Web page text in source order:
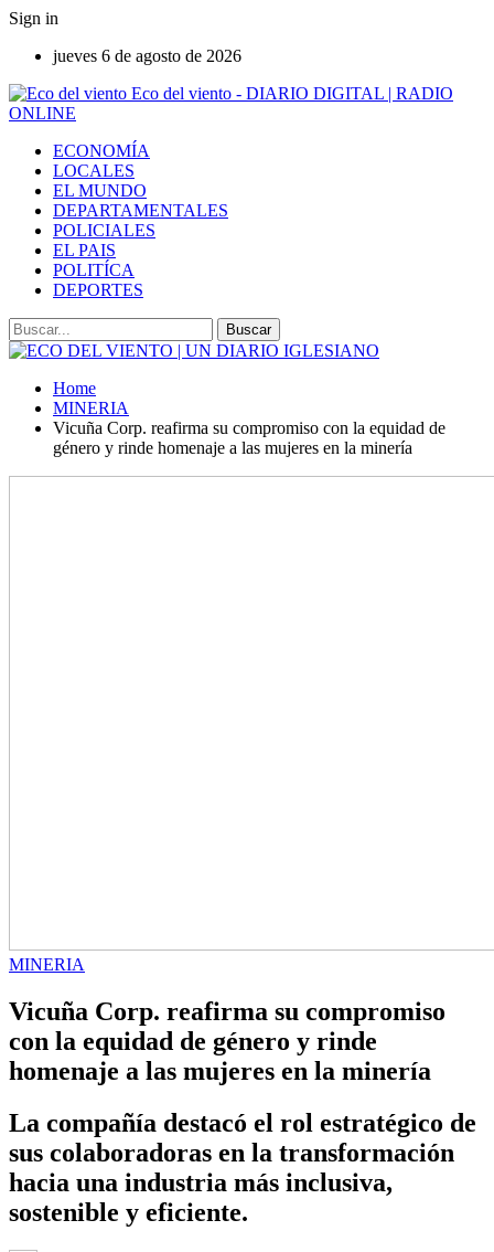
Sign in
jueves 6 de agosto de 2026
Eco del viento - DIARIO DIGITAL | RADIO
ONLINE
ECONOMÍA
LOCALES
EL MUNDO
DEPARTAMENTALES
POLICIALES
EL PAIS
POLITÍCA
DEPORTES
Home
MINERIA
Vicuña Corp. reafirma su compromiso con la equidad de
género y rinde homenaje a las mujeres en la minería
MINERIA
Vicuña Corp. reafirma su compromiso
con la equidad de género y rinde
homenaje a las mujeres en la minería
La compañía destacó el rol estratégico de
sus colaboradoras en la transformación
hacia una industria más inclusiva,
sostenible y eficiente.